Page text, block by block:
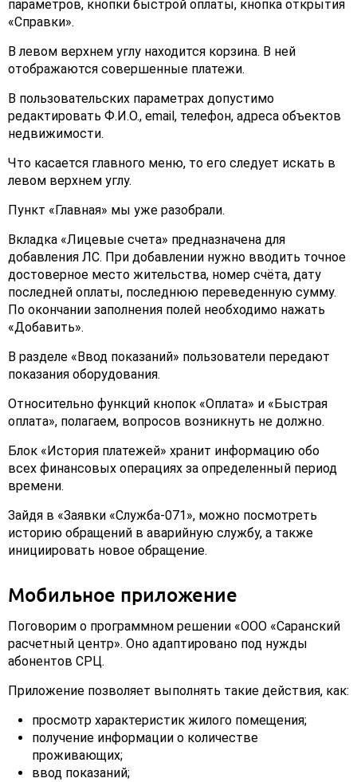
параметров, кнопки быстрой оплаты, кнопка открытия
«Справки».
В левом верхнем углу находится корзина. В ней
отображаются совершенные платежи.
В пользовательских параметрах допустимо
редактировать Ф.И.О., email, телефон, адреса объектов
недвижимости.
Что касается главного меню, то его следует искать в
левом верхнем углу.
Пункт «Главная» мы уже разобрали.
Вкладка «Лицевые счета» предназначена для
добавления ЛС. При добавлении нужно вводить точное
достоверное место жительства, номер счёта, дату
последней оплаты, последнюю переведенную сумму.
По окончании заполнения полей необходимо нажать
«Добавить».
В разделе «Ввод показаний» пользователи передают
показания оборудования.
Относительно функций кнопок «Оплата» и «Быстрая
оплата», полагаем, вопросов возникнуть не должно.
Блок «История платежей» хранит информацию обо
всех финансовых операциях за определенный период
времени.
Зайдя в «Заявки «Служба-071», можно посмотреть
историю обращений в аварийную службу, а также
инициировать новое обращение.
Мобильное приложение
Поговорим о программном решении «ООО «Саранский
расчетный центр». Оно адаптировано под нужды
абонентов СРЦ.
Приложение позволяет выполнять такие действия, как:
просмотр характеристик жилого помещения;
получение информации о количестве
проживающих;
ввод показаний;